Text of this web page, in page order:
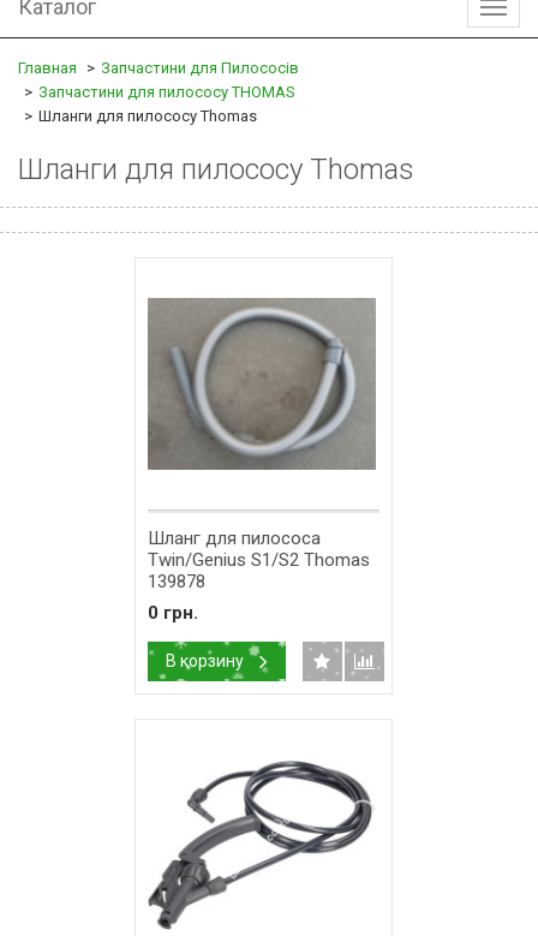
Каталог
Главная
Запчастини для Пилососів
Запчастини для пилососу THOMAS
Шланги для пилососу Thomas
Шланги для пилососу Thomas
Шланг для пилососа
Twin/Genius S1/S2 Thomas
139878
0 грн.
В корзину